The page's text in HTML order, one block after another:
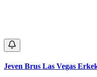
Jeven Brus Las Vegas